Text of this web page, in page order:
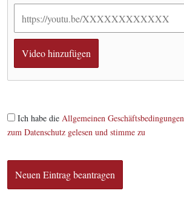
Ich habe die Allgemeinen
zum Datenschutz gelesen und stimme zu